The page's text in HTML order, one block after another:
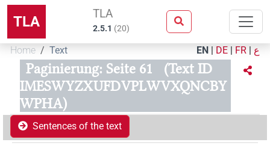
TLA TLA
2.5.1 (20)
Home Text EN | DE | FR | ع
Paginierung: Seite 61
(Text ID
IMESWYZXUFDVPLWVXQNCBY
WPHA)
Sentences of the text